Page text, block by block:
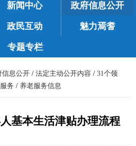
新闻中心 政府信息公开
政民互动 魅力焉耆
专题专栏
信息公开 / 法定主动公开内容 / 31个领
务 / 养老服务信息
基本生活津贴办理流程